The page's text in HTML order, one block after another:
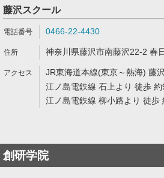
藤沢スクール
0466-22-4430
神奈川県藤沢市南藤沢22-2 春
JR東海道本線(東京～熱海) 藤
江ノ島電鉄線 石上より 徒歩 約
江ノ島電鉄線 柳小路より 徒歩
創研学院